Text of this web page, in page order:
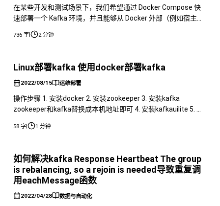
在某些开发和测试场景下，我们希望通过 Docker Compose 快
速部署一个 Kafka 环境，并且能够从 Docker 外部（例如宿主机
或其他机器）访问它。这时，正确配置 Kafka 的 IP 映射就显得
尤为重要。 dockercompose.yml 示例 以下是一个部署单节点
736 字| 2 分钟
Linux部署kafka 使用docker部署kafka
2022/08/15 运维部署
操作步骤 1. 安装docker 2. 安装zookeeper 3. 安装kafka
zookeeper和kafka替换成本机地址即可 4. 安装kafkauilite 5. 开
放端口8889以及9092端口 6. 访问服务器ip:8889即可访问
kafkaui界面。
58 字| 1 分钟
如何解决kafka Response Heartbeat The group
is rebalancing, so a rejoin is needed导致重复调
用eachMessage函数
2022/04/28 数据与自动化